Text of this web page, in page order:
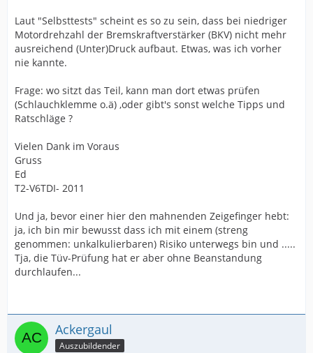
Laut "Selbsttests" scheint es so zu sein, dass bei niedriger
Motordrehzahl der Bremskraftverstärker (BKV) nicht mehr
ausreichend (Unter)Druck aufbaut. Etwas, was ich vorher
nie kannte.
Frage: wo sitzt das Teil, kann man dort etwas prüfen
(Schlauchklemme o.ä) ,oder gibt's sonst welche Tipps und
Ratschläge ?
Vielen Dank im Voraus
Gruss
Ed
T2-V6TDI- 2011
Und ja, bevor einer hier den mahnenden Zeigefinger hebt:
ja, ich bin mir bewusst dass ich mit einem (streng
genommen: unkalkulierbaren) Risiko unterwegs bin und .....
Tja, die Tüv-Prüfung hat er aber ohne Beanstandung
durchlaufen...
Ackergaul
Auszubildender